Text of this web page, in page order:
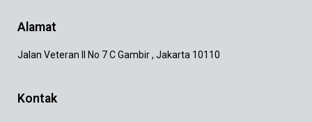
Alamat
Jalan Veteran II No 7 C Gambir , Jakarta 10110
Kontak